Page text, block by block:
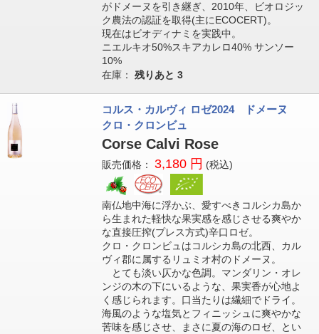
がドメーヌを引き継ぎ、2010年、ビオロジッ
ク農法の認証を取得(主にECOCERT)。
現在はビオディナミを実践中。
ニエルキオ50%スキアカレロ40% サンソー
10%
在庫： 残りあと 3
コルス・カルヴィ ロゼ2024 ドメーヌ
クロ・クロンビュ
Corse Calvi Rose
販売価格： 3,180 円 (税込)
南仏地中海に浮かぶ、愛すべきコルシカ島か
ら生まれた軽快な果実感を感じさせる爽やか
な直接圧搾(プレス方式)辛口ロゼ。
クロ・クロンビュはコルシカ島の北西、カル
ヴィ郡に属するリュミオ村のドメーヌ。
とても淡い仄かな色調。マンダリン・オレ
ンジの木の下にいるような、果実香が心地よ
く感じられます。口当たりは繊細でドライ。
海風のような塩気とフィニッシュに爽やかな
苦味を感じさせ、まさに夏の海のロゼ、とい